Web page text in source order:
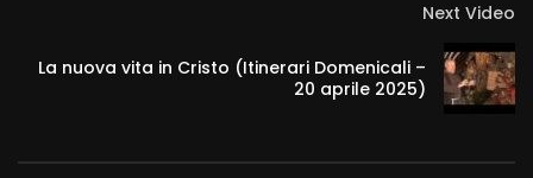
Next Video
La nuova vita in Cristo (Itinerari Domenicali –
20 aprile 2025)